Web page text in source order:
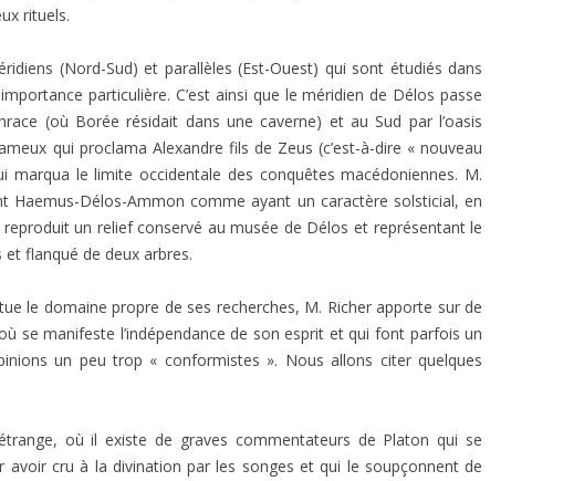
rituels.
(Nord-Sud) et parallèles (Est-Ouest) qui sont étudiés dans
particulière. C’est ainsi que le méridien de Délos passe
(où Borée résidait dans une caverne) et au Sud par l’oasis
qui proclama Alexandre fils de Zeus (c’est-à-dire « nouveau
le limite occidentale des conquêtes macédoniennes. M.
Haemus-Délos-Ammon comme ayant un caractère solsticial, en
un relief conservé au musée de Délos et représentant le
flanqué de deux arbres.
le domaine propre de ses recherches, M. Richer apporte sur de
se manifeste l’indépendance de son esprit et qui font parfois un
un peu trop « conformistes ». Nous allons citer quelques
où il existe de graves commentateurs de Platon qui se
avoir cru à la divination par les songes et qui le soupçonnent de